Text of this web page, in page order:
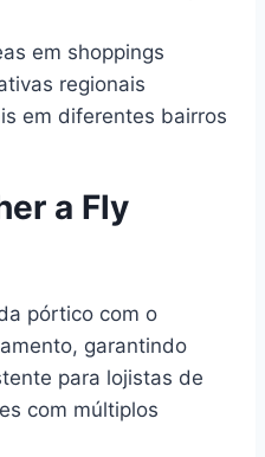
em shoppings
regionais
em diferentes bairros
a Fly
pórtico com o
garantindo
para lojistas de
com múltiplos